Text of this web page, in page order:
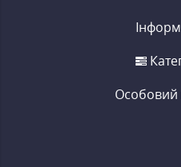
Особовий